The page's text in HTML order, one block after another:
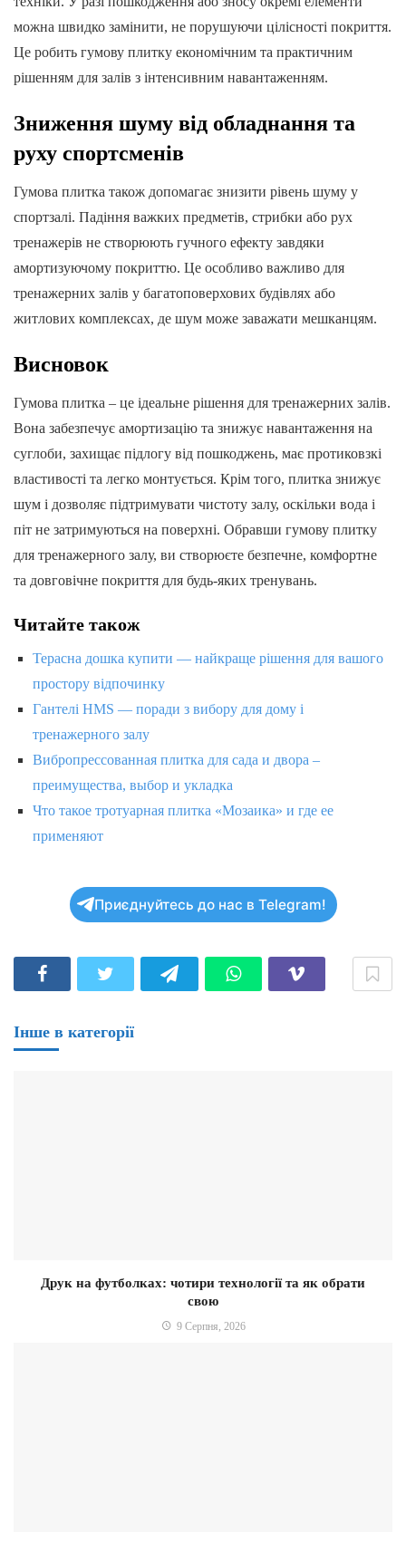
можна швидко замінити, не порушуючи цілісності покриття.
Це робить гумову плитку економічним та практичним
рішенням для залів з інтенсивним навантаженням.
Зниження шуму від обладнання та
руху спортсменів
Гумова плитка також допомагає знизити рівень шуму у
спортзалі. Падіння важких предметів, стрибки або рух
тренажерів не створюють гучного ефекту завдяки
амортизуючому покриттю. Це особливо важливо для
тренажерних залів у багатоповерхових будівлях або
житлових комплексах, де шум може заважати мешканцям.
Висновок
Гумова плитка – це ідеальне рішення для тренажерних залів.
Вона забезпечує амортизацію та знижує навантаження на
суглоби, захищає підлогу від пошкоджень, має протиковзкі
властивості та легко монтується. Крім того, плитка знижує
шум і дозволяє підтримувати чистоту залу, оскільки вода і
піт не затримуються на поверхні. Обравши гумову плитку
для тренажерного залу, ви створюєте безпечне, комфортне
та довговічне покриття для будь-яких тренувань.
Читайте також
Терасна дошка купити — найкраще рішення для вашого
простору відпочинку
Гантелі HMS — поради з вибору для дому і
тренажерного залу
Вибропрессованная плитка для сада и двора –
преимущества, выбор и укладка
Что такое тротуарная плитка «Мозаика» и где ее
применяют
Приєднуйтесь до нас в Telegram!
Інше в категорії
Друк на футболках: чотири технології та як обрати
свою
9 Серпня, 2026